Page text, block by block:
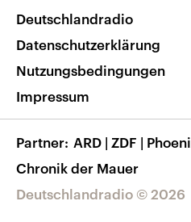
Nachrichten App
Frequenzen
Veranstaltungen
Musikliste
RSS
Barrierefreiheit
Deutschlandradio © 2026
Deutschlandradio
Datenschutzerklärung
Nutzungsbedingungen
Impressum
Partner ARD | ZDF |
Chronik der Mauer